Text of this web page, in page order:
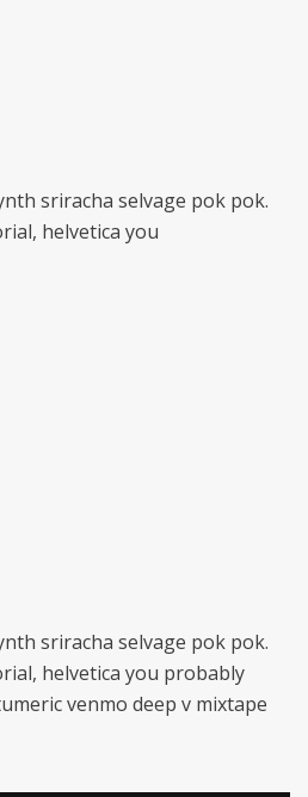
sriracha selvage pok pok.
helvetica you
sriracha selvage pok pok.
helvetica you probably
venmo deep v mixtape